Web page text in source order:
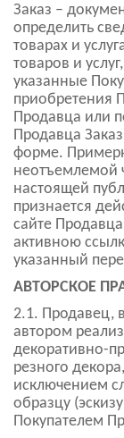
Заказ –
определить
товарах и
товаров и
указанные
приобретения
Продавца или
Продавца
форме.
неотъемлемой
настоящей
признается
сайте
активною
указанный
АВТОРСКОЕ
2.1. Продавец,
автором
декоративно-
резного
исключением
образцу
Покупателем